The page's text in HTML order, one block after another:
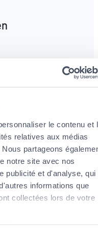
le contenu et
relatives aux médias
partageons
notre site avec nos
publicité et d'analyse, qui
informations que
collectées lors de votre
Ihrer
Lösungen, die an
sind.